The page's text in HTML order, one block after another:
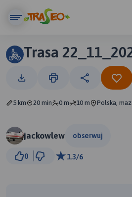
Trasa
5 km 20 min 0 m 10 m Polska,
jackowlew obserwuj
0 1.3/6